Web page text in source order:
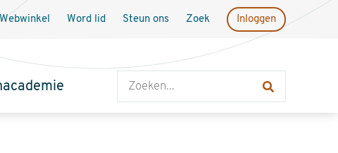
Webwinkel Word lid Steun ons Zoek Inloggen